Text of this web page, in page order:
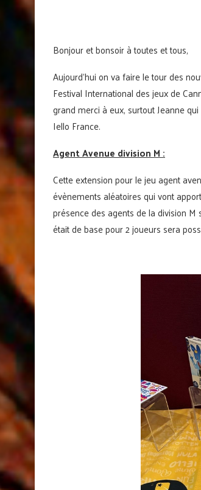
Bonjour et bonsoir à toutes et tous,
Aujourd’hui on va faire le tour des
Festival International des jeux de
grand merci à eux, surtout Jeanne
Iello France.
Agent Avenue division M :
Cette extension pour le jeu agent
évènements aléatoires qui vont
présence des agents de la division
était de base pour 2 joueurs sera